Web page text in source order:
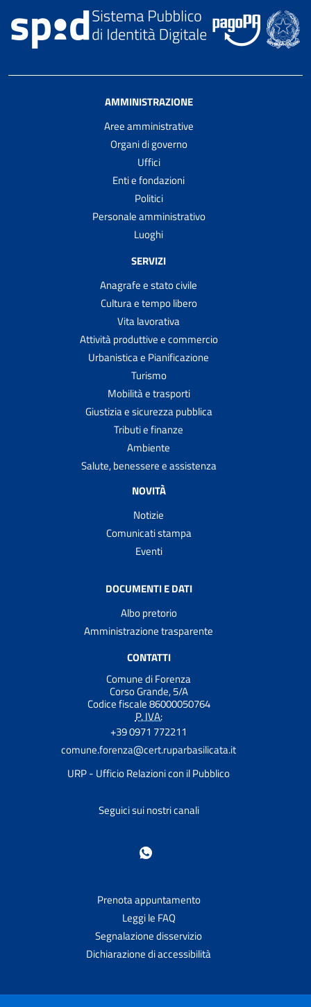
AMMINISTRAZIONE
Aree amministrative
Organi di governo
Uffici
Enti e fondazioni
Politici
Personale amministrativo
Luoghi
SERVIZI
Anagrafe e stato civile
Cultura e tempo libero
Vita lavorativa
Attività produttive e commercio
Urbanistica e Pianificazione
Turismo
Mobilità e trasporti
Giustizia e sicurezza pubblica
Tributi e finanze
Ambiente
Salute, benessere e assistenza
NOVITÀ
Notizie
Comunicati stampa
Eventi
DOCUMENTI E DATI
Albo pretorio
Amministrazione trasparente
CONTATTI
Comune di Forenza
Corso Grande, 5/A
Codice fiscale 86000050764
P. IVA:
+39 0971 772211
comune.forenza@cert.ruparbasilicata.it
URP - Ufficio Relazioni con il Pubblico
Seguici sui nostri canali
Prenota appuntamento
Leggi le FAQ
Segnalazione disservizio
Dichiarazione di accessibilità